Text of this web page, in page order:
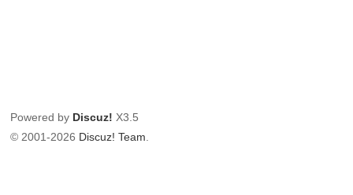
Powered by Discuz! X3.5
© 2001-2026 Discuz! Team